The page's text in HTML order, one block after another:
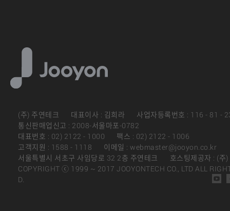
(주) 주연테크 대표이사 : 김희라
사업자등록번호 : 116 - 81 -
통신판매업신고 : 2008-서울마포-0782
대표번호 : 02) 2122 - 1000
팩스 : 02) 2122 - 1006
고객지원 : 1588 - 1118
이메일 : webmaster@jooyon.co.kr
서울특별시 서초구 사임당로 32 2층 주연테크
호스팅제공자 : (주
COPYRIGHT ⓒ 1999 ~ 2017 JOOYONTECH CO., LTD ALL
D.